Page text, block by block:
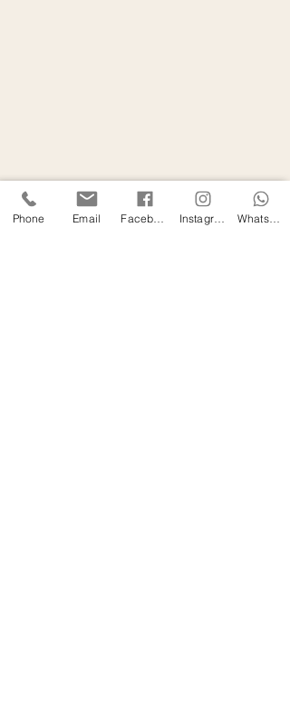
Phone Email WhatsApp